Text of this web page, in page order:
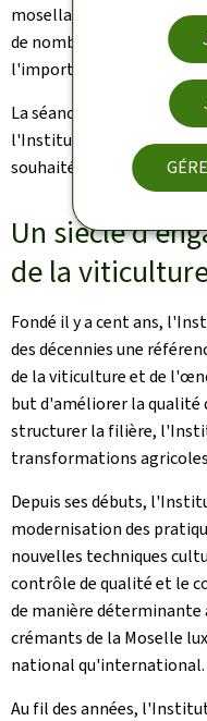
mosellans, des
de nombreux partenaires
l'importance de cette
La séance académique a
l'Institut viti-vinicole,
souhaité la bienvenue
Un siècle
de la
Fondé il y a cent ans,
des décennies une
de la viticulture et de
but d'améliorer la qualité
structurer la filière,
transformations
Depuis ses débuts,
modernisation des
nouvelles techniques
contrôle de qualité et le
de manière déterminante
crémants de la Moselle
national qu'international.
Au fil des années,